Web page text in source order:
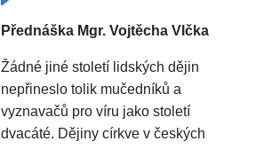
Přednáška Mgr. Vojtěcha Vlčka
Žádné jiné století lidských dějin
nepřineslo tolik mučedníků a
vyznavačů pro víru jako století
dvacáté. Dějiny církve v českých